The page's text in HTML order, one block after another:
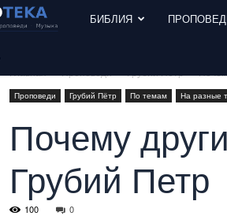
БИБЛИЯ
Проповеди Грубий Пётр По темам На разные
Почему
Грубий Петр
100 0